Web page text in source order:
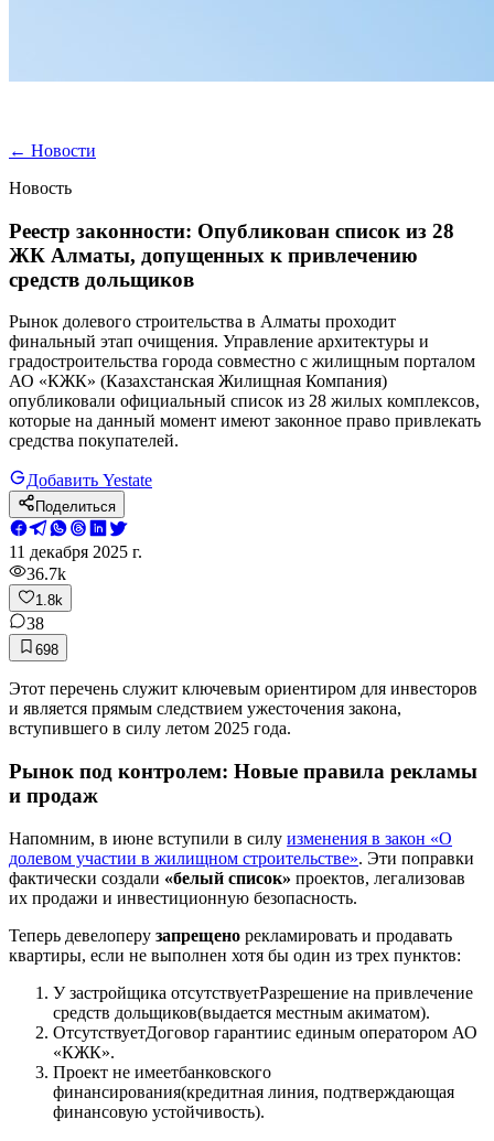
← Новости
Новость
Реестр законности: Опубликован список из 28
ЖК Алматы, допущенных к привлечению
средств дольщиков
Рынок долевого строительства в Алматы проходит
финальный этап очищения. Управление архитектуры и
градостроительства города совместно с жилищным порталом
АО «КЖК» (Казахстанская Жилищная Компания)
опубликовали официальный список из 28 жилых комплексов,
которые на данный момент имеют законное право привлекать
средства покупателей.
Добавить Yestate
Поделиться
11 декабря 2025 г.
36.7k
1.8k
38
698
Этот перечень служит ключевым ориентиром для инвесторов
и является прямым следствием ужесточения закона,
вступившего в силу летом 2025 года.
Рынок под контролем: Новые правила рекламы
и продаж
Напомним, в июне вступили в силу изменения в закон «О
долевом участии в жилищном строительстве». Эти поправки
фактически создали «белый список» проектов, легализовав
их продажи и инвестиционную безопасность.
Теперь девелоперу запрещено рекламировать и продавать
квартиры, если не выполнен хотя бы один из трех пунктов:
У застройщика отсутствуетРазрешение на привлечение
средств дольщиков(выдается местным акиматом).
ОтсутствуетДоговор гарантиис единым оператором АО
«КЖК».
Проект не имеетбанковского
финансирования(кредитная линия, подтверждающая
финансовую устойчивость).